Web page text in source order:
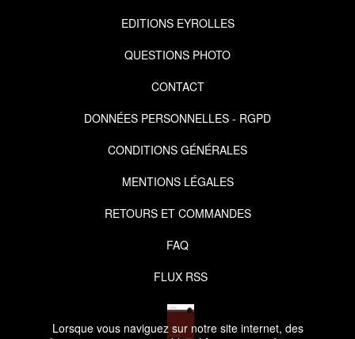
Lorsque vous naviguez sur notre site internet, des
EDITIONS EYROLLES
QUESTIONS PHOTO
CONTACT
DONNÉES PERSONNELLES - RGPD
CONDITIONS GÉNÉRALES
MENTIONS LÉGALES
RETOURS ET COMMANDES
FAQ
FLUX RSS